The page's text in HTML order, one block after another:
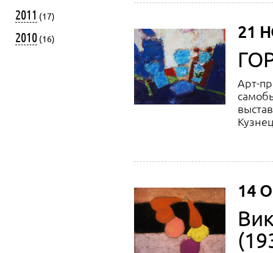
2011 (17)
2010 (16) 21
Арт-
14